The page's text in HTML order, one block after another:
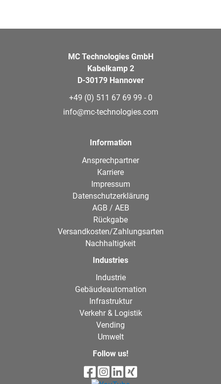
MC Technologies GmbH
Kabelkamp 2
D-30179 Hannover
+49 (0) 511 67 69 99 - 0
info@mc-technologies.com
Information
Ansprechpartner
Karriere
Impressum
Datenschutzerklärung
AGB / AEB
Rückgabe
Versandkosten/Zahlungsarten
Nachhaltigkeit
Industries
Industrie
Gebäudeautomation
Infrastruktur
Verkehr & Logistik
Vending
Umwelt
Follow us!